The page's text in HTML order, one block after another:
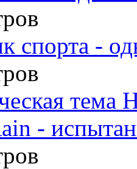
спорта -
тема
-